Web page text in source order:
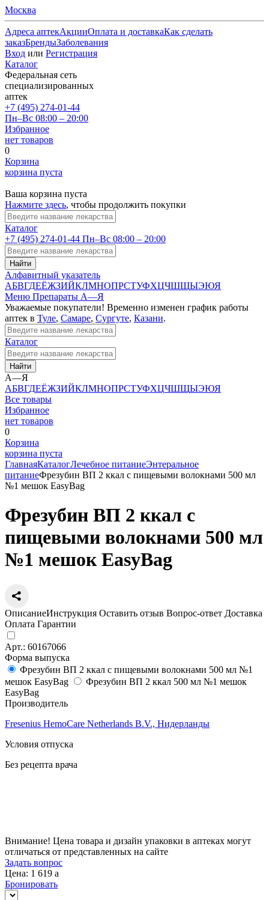
Москва
Адреса аптекАкцииОплата и доставкаКак сделать
заказБрендыЗаболевания
Вход или Регистрация
Каталог
Федеральная сеть
специализированных
аптек
+7 (495) 274-01-44
Пн–Вс 08:00 – 20:00
Избранное
нет товаров
0
Корзина
корзина пуста
Ваша корзина пуста
Нажмите здесь, чтобы продолжить покупки
Каталог
+7 (495) 274-01-44 Пн–Вс 08:00 – 20:00
Найти
Алфавитный указатель
АБВГДЕЁЖЗИЙКЛМНОПРСТУФХЦЧШЩЫЭЮЯ
Меню Препараты А—Я
Уважаемые покупатели! Временно изменен график работы
аптек в Туле, Самаре, Сургуте, Казани.
Каталог
Найти
А—Я
АБВГДЕЁЖЗИЙКЛМНОПРСТУФХЦЧШЩЫЭЮЯ
Все товары
Избранное
нет товаров
0
Корзина
корзина пуста
ГлавнаяКаталогЛечебное питаниеЭнтеральное
питаниеФрезубин ВП 2 ккал с пищевыми волокнами 500 мл
№1 мешок EasyBag
Фрезубин ВП 2 ккал с
пищевыми волокнами 500 мл
№1 мешок EasyBag
ОписаниеИнструкция Оставить отзыв Вопрос-ответ Доставка
Оплата Гарантии
Арт.: 60167066
Форма выпуска
Фрезубин ВП 2 ккал с пищевыми волокнами 500 мл №1
мешок EasyBag
Фрезубин ВП 2 ккал 500 мл №1 мешок
EasyBag
Производитель
Fresenius HemoCare Netherlands B.V., Нидерланды
Условия отпуска
Без рецепта врача
Внимание! Цена товара и дизайн упаковки в аптеках могут
отличаться от представленных на сайте
Задать вопрос
Цена: 1 619 a
Бронировать